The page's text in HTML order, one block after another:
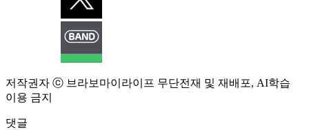
저작권자 ⓒ 브라보마이라이프 무단전재 및 재배포, AI학습
이용 금지
댓글